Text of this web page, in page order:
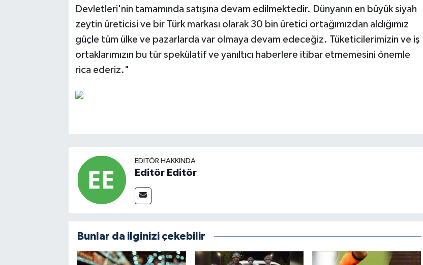
Devletleri'nin tamamında satışına devam edilmektedir. Dünyanın en büyük siyah
zeytin üreticisi ve bir Türk markası olarak 30 bin üretici ortağımızdan aldığımız
güçle tüm ülke ve pazarlarda var olmaya devam edeceğiz. Tüketicilerimizin ve iş
ortaklarımızın bu tür spekülatif ve yanıltıcı haberlere itibar etmemesini önemle
rica ederiz."
EDITÖR HAKKINDA
Editör Editör
Bunlar da ilginizi çekebilir